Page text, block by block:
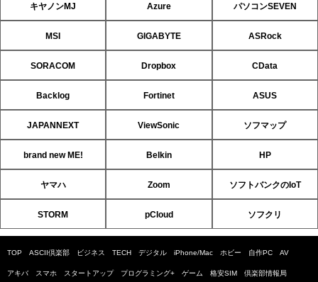
キヤノンMJ Azure パソコンSEVEN
MSI GIGABYTE ASRock
SORACOM Dropbox CData
Backlog Fortinet ASUS
JAPANNEXT ViewSonic ソフマップ
brand new ME! Belkin HP
ヤマハ Zoom ソフトバンクのIoT
STORM pCloud ソフクリ
TOP ASCII倶楽部 ビジネス TECH デジタル iPhone/Mac ホビー 自作PC AV
アキバ スマホ スタートアップ プログラミング+ ゲーム 格安SIM 倶楽部情報局